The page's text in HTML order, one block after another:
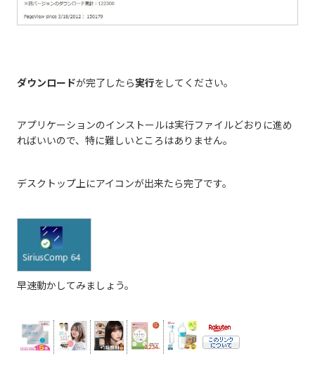
ダウンロードが完了したら実行をしてください。
アプリケーションのインストールは実行ファイルどおりに進め
ればいいので、特に難しいところはありません。
デスクトップ上にアイコンが出来たら完了です。
早速動かしてみましょう。